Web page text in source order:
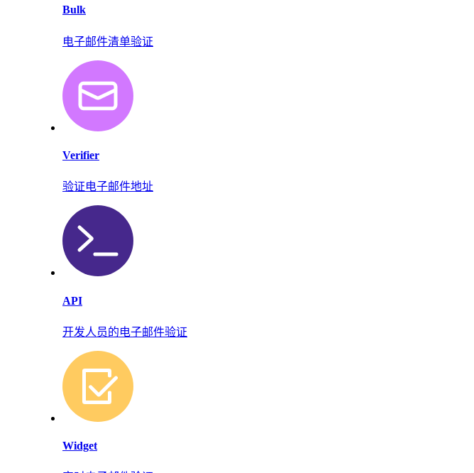
Bulk
电子邮件清单验证
Verifier
验证电子邮件地址
API
开发人员的电子邮件验证
Widget